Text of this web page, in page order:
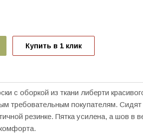
Купить в 1 клик
c оборкой из ткани либерти
требовательным покупателям.
резинке. Пятка усилена, а шов в